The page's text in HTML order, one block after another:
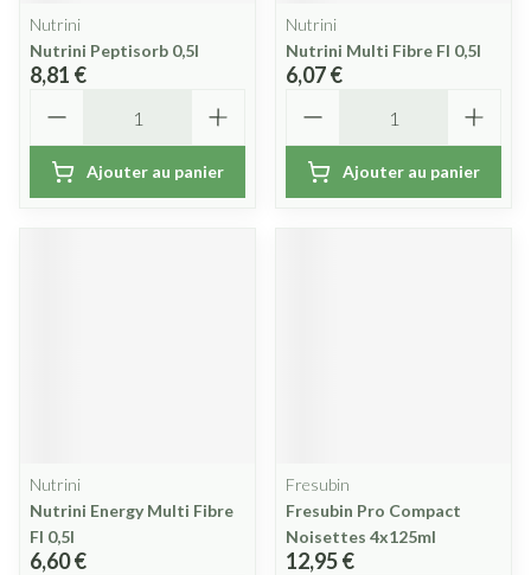
Nutrini
Nutrini Peptisorb 0,5l
8,81 €
Ajouter au panier
Nutrini
Nutrini Multi Fibre Fl 0,5l
6,07 €
Ajouter au panier
Nutrini
Nutrini Energy Multi Fibre
Fl 0,5l
6,60 €
Fresubin
Fresubin Pro Compact
Noisettes 4x125ml
12,95 €